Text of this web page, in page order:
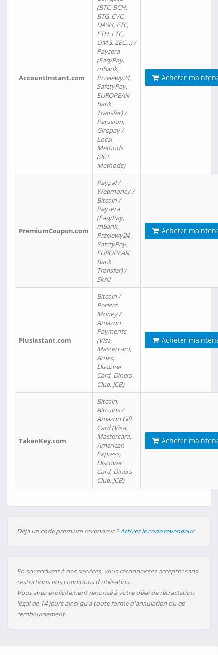
AccountInstant.com
(BTC, BCH,
BTG, CVC,
DASH, ETC,
ETH, LTC,
OMG, ZEC…) /
Paysera
(EasyPay,
mBank,
Przelewy24,
SafetyPay,
EUROPEAN
Bank
Transfer) /
Payssion,
Giropay /
Local
Methods
(20+
Methods)
Acheter
PremiumCoupon.com
Paypal /
Webmoney /
Bitcoin /
Paysera
(EasyPay,
mBank,
Przelewy24,
SafetyPay,
EUROPEAN
Bank
Transfer) /
Skrill
Acheter
PlusInstant.com
Bitcoin /
Perfect
Money /
Amazon
Payments
(Visa,
Mastercard,
Amex,
Discover
Card, Diners
Club, JCB)
Acheter
TakenKey.com
Bitcoin,
Altcoins /
Amazon Gift
Card (Visa,
Mastercard,
American
Express,
Discover
Card, Diners
Club, JCB)
Acheter
Déjà un code premium revendeur ?Activer le code revendeur
En souscrivant à nos services, vous reconnaissez accepter sans
restrictions nos conditions d'utilisation.
Vous avez explicitement renoncé à votre délai de rétractation
légal de 14 jours ainsi qu'à toute forme d'annulation ou de
remboursement.